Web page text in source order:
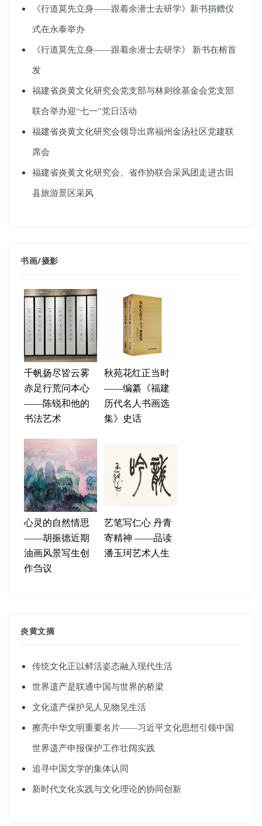
《行道莫先立身——跟着余潜士去研学》新书捐赠仪
式在永泰举办
《行道莫先立身——跟着余潜士去研学》 新书在榕首
发
福建省炎黄文化研究会党支部与林则徐基金会党支部
联合举办迎“七一”党日活动
福建省炎黄文化研究会领导出席福州金汤社区党建联
席会
福建省炎黄文化研究会、省作协联合采风团走进古田
县旅游景区采风
书画/摄影
千帆扬尽皆云雾
赤足行荒问本心
——陈锐和他的
书法艺术
秋苑花红正当时
——编纂《福建
历代名人书画选
集》史话
心灵的自然情思
——胡振德近期
油画风景写生创
作刍议
艺笔写仁心 丹青
寄精神 ——品读
潘玉珂艺术人生
炎黄文摘
传统文化正以鲜活姿态融入现代生活
世界遗产是联通中国与世界的桥梁
文化遗产保护见人见物见生活
擦亮中华文明重要名片——习近平文化思想引领中国
世界遗产申报保护工作壮阔实践
追寻中国文学的集体认同
新时代文化实践与文化理论的协同创新